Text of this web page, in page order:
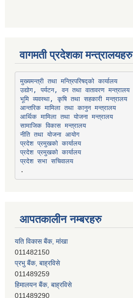
वागमती प्रदेशका मन्त्रालयहरु
मुख्यमन्त्री तथा मन्त्रिपरिषद्को कार्यालय
उद्योग, पर्यटन, वन तथा वातावरण मन्त्रालय
भूमि व्यवस्था, कृषि तथा सहकारी मन्त्रालय
आन्तरिक मामिला तथा कानुन मन्त्रालय
आर्थिक मामिला तथा योजना मन्त्रालय
सामाजिक विकास मन्त्रालय
नीति तथा योजना आयोग
प्रदेश प्रमुखको कार्यालय
प्रदेश प्रमुखको कार्यालय
प्रदेश सभा सचिवालय
आपतकालीन नम्बरहरु
यति विकास बैंक, मांखा
011482150
प्रभु बैंक, बाह्रविसे
011489259
हिमालयन बैंक, बाह्रविसे
011489290